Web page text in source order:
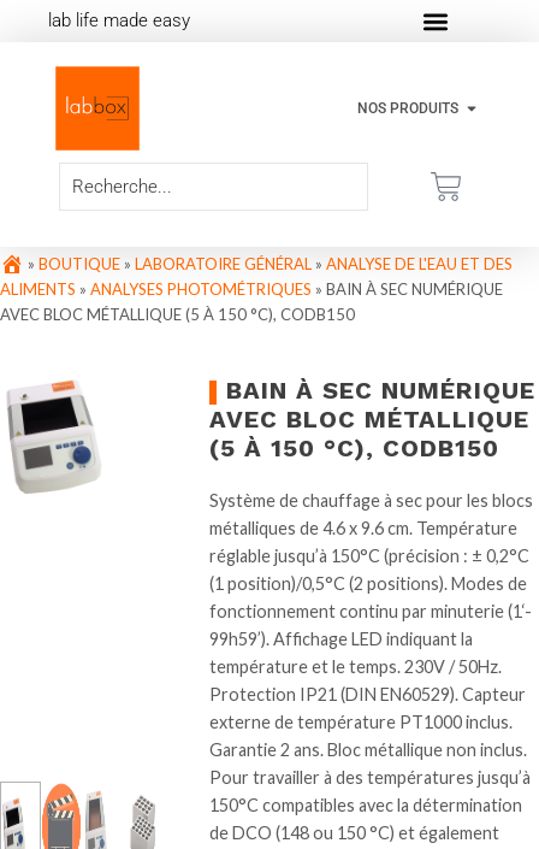
lab life made easy
NOS PRODUITS
» BOUTIQUE » LABORATOIRE GÉNÉRAL » ANALYSE DE L'EAU ET DES
ALIMENTS » ANALYSES PHOTOMÉTRIQUES » BAIN À SEC NUMÉRIQUE
AVEC BLOC MÉTALLIQUE (5 À 150 °C), CODB150
BAIN À SEC NUMÉRIQUE
AVEC BLOC MÉTALLIQUE
(5 À 150 °C), CODB150
Système de chauffage à sec pour les blocs
métalliques de 4.6 x 9.6 cm. Température
réglable jusqu’à 150°C (précision : ± 0,2°C
(1 position)/0,5°C (2 positions). Modes de
fonctionnement continu par minuterie (1‘-
99h59’). Affichage LED indiquant la
température et le temps. 230V / 50Hz.
Protection IP21 (DIN EN60529). Capteur
externe de température PT1000 inclus.
Garantie 2 ans. Bloc métallique non inclus.
Pour travailler à des températures jusqu’à
150°C compatibles avec la détermination
de DCO (148 ou 150 °C) et également